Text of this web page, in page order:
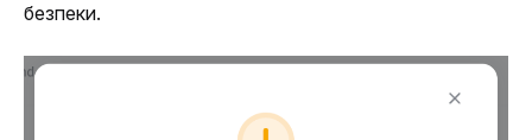
безпеки.